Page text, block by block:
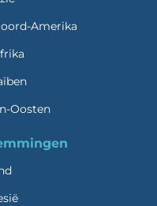
Amerika
Oosten